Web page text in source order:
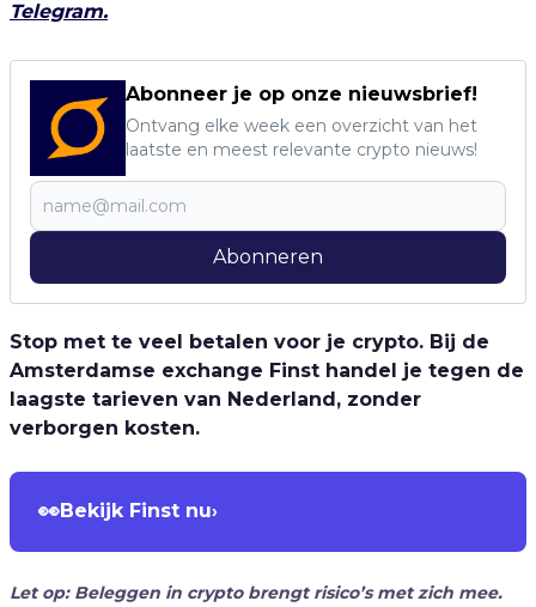
Telegram.
Abonneer je op onze nieuwsbrief!
Ontvang elke week een overzicht van het
laatste en meest relevante crypto nieuws!
Abonneren
Stop met te veel betalen voor je crypto. Bij de
Amsterdamse exchange Finst handel je tegen de
laagste tarieven van Nederland, zonder
verborgen kosten.
👀Bekijk Finst nu›
Let op: Beleggen in crypto brengt risico’s met zich mee.